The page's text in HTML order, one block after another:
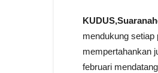
mendukung setiap
mempertahankan
februari